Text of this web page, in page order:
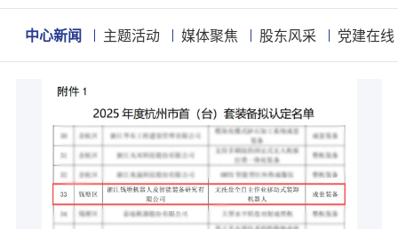
中心新闻 主题活动 媒体聚焦 股东风采 党建在线